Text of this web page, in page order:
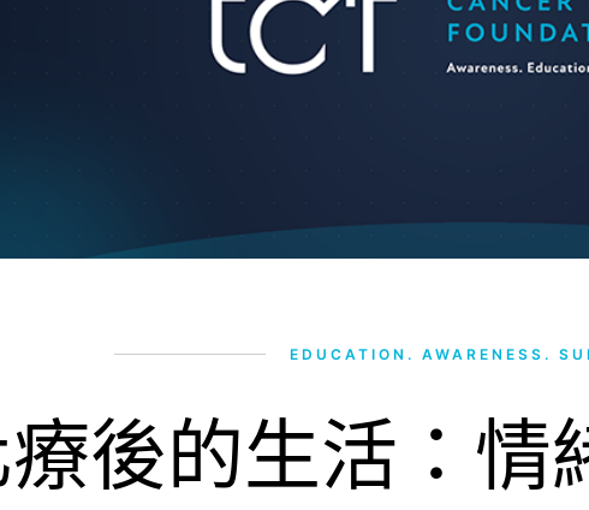
EDUCATION. AWARENESS.
後的生活：情